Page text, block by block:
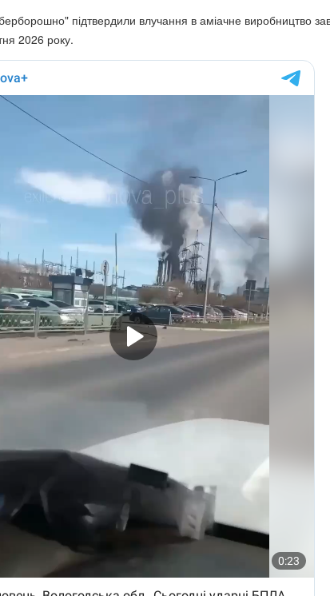
підтвердили влучання в аміачне виробництво
2026 року.